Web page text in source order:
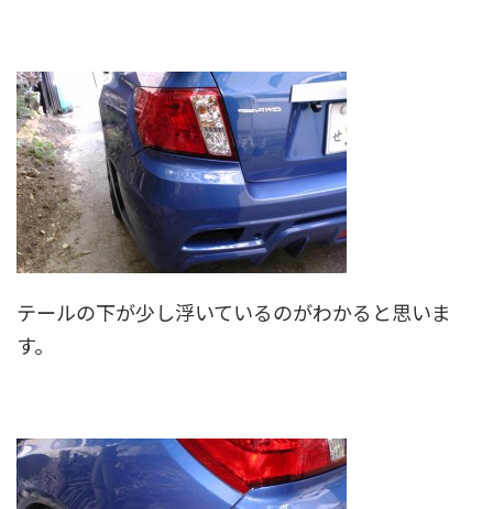
テールの下が少し浮いているのがわかると思いま
す。